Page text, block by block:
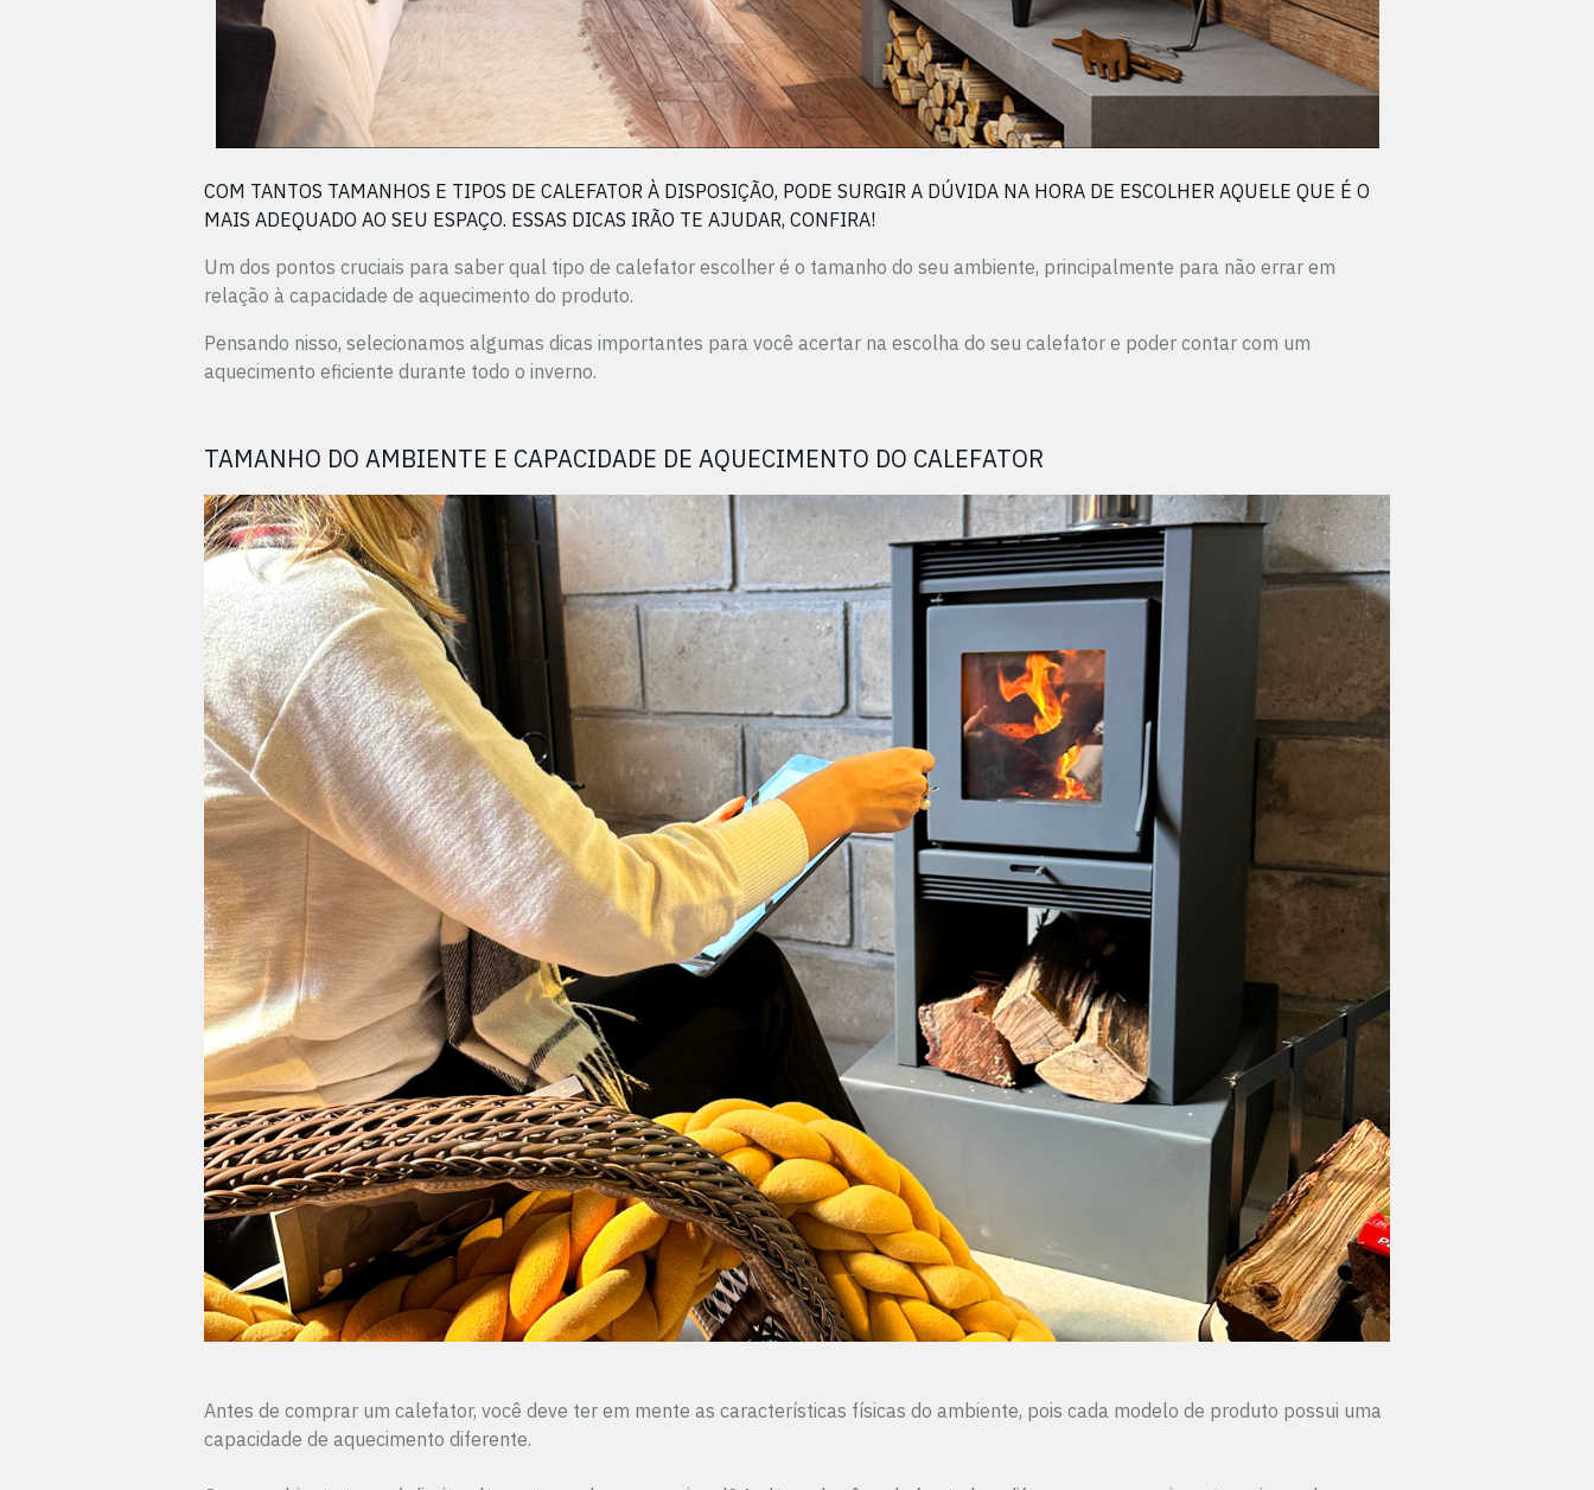
COM TANTOS TAMANHOS E TIPOS DE CALEFATOR À DISPOSIÇÃO, PODE SURGIR A DÚVIDA NA HORA DE ESCOLHER AQUELE QUE É O
MAIS ADEQUADO AO SEU ESPAÇO. ESSAS DICAS IRÃO TE AJUDAR, CONFIRA!
Um dos pontos cruciais para saber qual tipo de calefator escolher é o tamanho do seu ambiente, principalmente para não errar em
relação à capacidade de aquecimento do produto.
Pensando nisso, selecionamos algumas dicas importantes para você acertar na escolha do seu calefator e poder contar com um
aquecimento eficiente durante todo o inverno.
TAMANHO DO AMBIENTE E CAPACIDADE DE AQUECIMENTO DO CALEFATOR
Antes de comprar um calefator, você deve ter em mente as características físicas do ambiente, pois cada modelo de produto possui uma
capacidade de aquecimento diferente.